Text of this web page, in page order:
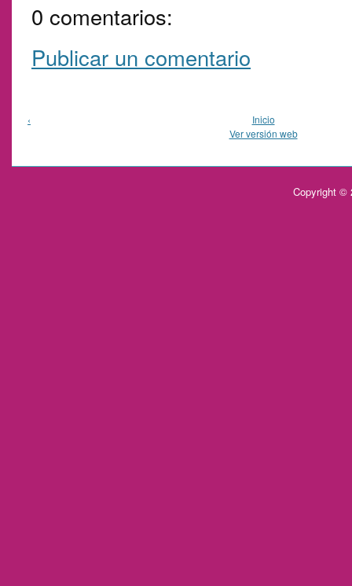
0 comentarios:
Publicar un comentario
‹
Inicio
Ver versión web
Copyright ©